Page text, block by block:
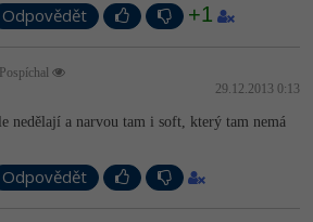
Odpovědět +1
29.12.2013 0:13
nedělají a narvou tam i soft, který tam nemá
Odpovědět